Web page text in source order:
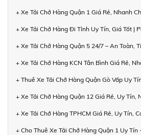
+ Xe Tải Chở Hàng Quận 1 Giá Rẻ, Nhanh
+ Xe Tải Chở Hàng Đi Tỉnh Uy Tín, Giá Tốt |
+ Xe Tải Chở Hàng Quận 5 24/7 – An Toàn,
+ Xe Tải Chở Hàng KCN Tân Bình Giá Rẻ,
+ Thuê Xe Tải Chở Hàng Quận Gò Vấp Uy
+ Xe Tải Chở Hàng Quận 12 Giá Rẻ, Uy Tín,
+ Xe Tải Chở Hàng TPHCM Giá Rẻ, Uy Tín,
+ Cho Thuê Xe Tải Chở Hàng Quận 1 Uy